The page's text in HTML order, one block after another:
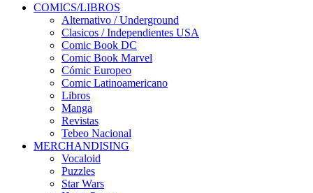
COMICS/LIBROS
Alternativo / Underground
Clasicos / Independientes USA
Comic Book DC
Comic Book Marvel
Cómic Europeo
Comic Latinoamericano
Libros
Manga
Revistas
Tebeo Nacional
MERCHANDISING
Vocaloid
Puzzles
Star Wars